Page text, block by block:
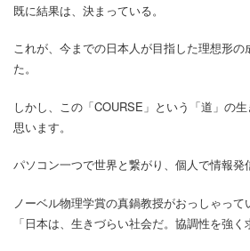
既に結果は、決まっている。
これが、今までの日本人が目指した理想形の
た。
しかし、この「COURSE」という「道」の
思います。
パソコン一つで世界と繋がり、個人で情報発
ノーベル物理学賞の真鍋教授がおっしゃって
「日本は、生きづらい社会だ。協調性を強く